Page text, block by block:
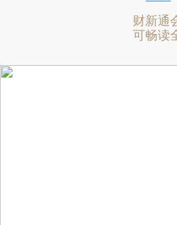
财新通
可畅读